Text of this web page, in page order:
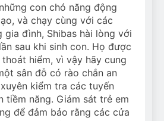
con chó năng động
và chạy cùng với các
gia đình, Shibas hài lòng với
sau khi sinh con. Họ được
hiểm, vì vậy hãy cung
sân đỗ có rào chắn an
kiểm tra các tuyến
tiềm năng. Giám sát trẻ em
để đảm bảo rằng các cửa